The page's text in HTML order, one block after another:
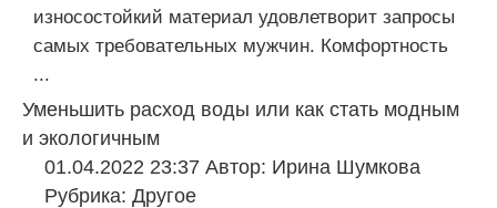
износостойкий материал удовлетворит запросы
самых требовательных мужчин. Комфортность
...
Уменьшить расход воды или как стать модным
и экологичным
01.04.2022 23:37 Автор: Ирина Шумкова
Рубрика: Другое